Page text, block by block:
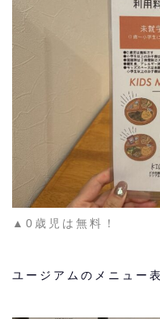
▲0歳児は無料！
ユージアムのメニュー